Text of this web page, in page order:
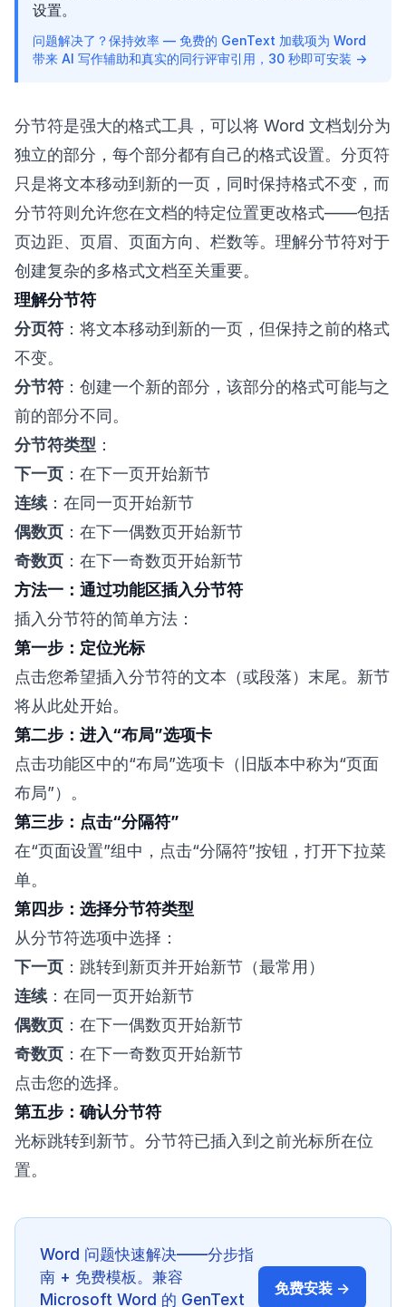
设置。
问题解决了？保持效率 — 免费的 GenText 加载项为 Word
带来 AI 写作辅助和真实的同行评审引用，30 秒即可安装 →
分节符是强大的格式工具，可以将 Word 文档划分为
独立的部分，每个部分都有自己的格式设置。分页符
只是将文本移动到新的一页，同时保持格式不变，而
分节符则允许您在文档的特定位置更改格式——包括
页边距、页眉、页面方向、栏数等。理解分节符对于
创建复杂的多格式文档至关重要。
理解分节符
分页符 ：将文本移动到新的一页，但保持之前的格式
不变。
分节符 ：创建一个新的部分，该部分的格式可能与之
前的部分不同。
分节符类型 ：
下一页 ：在下一页开始新节
连续：在同一页开始新节
偶数页 ：在下一偶数页开始新节
奇数页 ：在下一奇数页开始新节
方法一：通过功能区插入分节符
插入分节符的简单方法：
第一步：定位光标
点击您希望插入分节符的文本（或段落）末尾。新节
将从此处开始。
第二步：进入“布局”选项卡
点击功能区中的“布局”选项卡（旧版本中称为“页面
布局”）。
第三步：点击“分隔符”
在“页面设置”组中，点击“分隔符”按钮，打开下拉菜
单。
第四步：选择分节符类型
从分节符选项中选择：
下一页 ：跳转到新页并开始新节（最常用）
连续：在同一页开始新节
偶数页 ：在下一偶数页开始新节
奇数页 ：在下一奇数页开始新节
点击您的选择。
第五步：确认分节符
光标跳转到新节。分节符已插入到之前光标所在位
置。
Word 问题快速解决——分步指
南 + 免费模板。兼容
Microsoft Word 的 GenText
免费安装 →